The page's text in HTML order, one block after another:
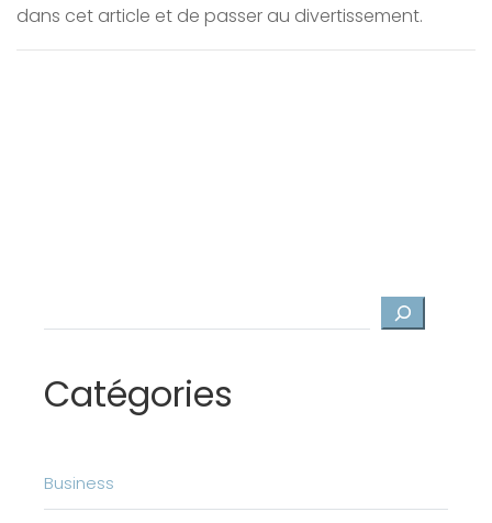
dans cet article et de passer au divertissement.
Catégories
Business